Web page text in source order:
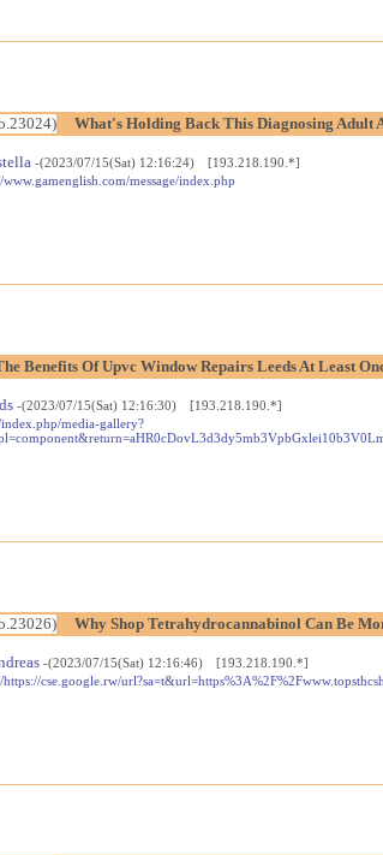
What's Holding Back This Diagnosing Adult
-(2023/07/15(Sat) 12:16:24) [193.218.190.*]
message/index.php
Benefits Of Upvc Window Repairs Leeds At Least
-(2023/07/15(Sat) 12:16:30) [193.218.190.*]
media-gallery?
Why Shop Tetrahydrocannabinol Can Be
-(2023/07/15(Sat) 12:16:46) [193.218.190.*]
https://cse.google.rw/